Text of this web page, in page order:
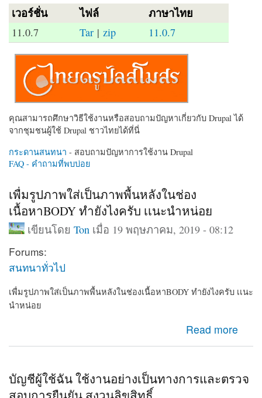
เวอร์ชั่น ไฟล์ ภาษาไทย
11.0.7 Tar | zip 11.0.7
คุณสามารถศึกษาวิธีใช้งานหรือสอบถามปัญหาเกี่ยวกับ Drupal ได้
จากชุมชนผู้ใช้ Drupal ชาวไทยได้ที่นี่
กระดานสนทนา - สอบถามปัญหาการใช้งาน Drupal
FAQ - คำถามที่พบบ่อย
เพื่มรูปภาพใส่เป็นภาพพื้นหลังในช่อง
เนื้อหาBODY ทำยังไงครับ เเนะนำหน่อย
เขียนโดย Ton เมื่อ 19 พฤษภาคม, 2019 - 08:12
Forums:
สนทนาทั่วไป
เพื่มรูปภาพใส่เป็นภาพพื้นหลังในช่องเนื้อหาBODY ทำยังไงครับ เเนะ
นำหน่อย
Read more
about เพื่มรูปภาพใส่เป็นภาพพื้นหลังในช่องเนื้อหาBODY
ทำยังไงครับ เเนะนำหน่อย
บัญชีผู้ใช้ฉัน ใช้งานอย่างเป็นทางการและตรวจ